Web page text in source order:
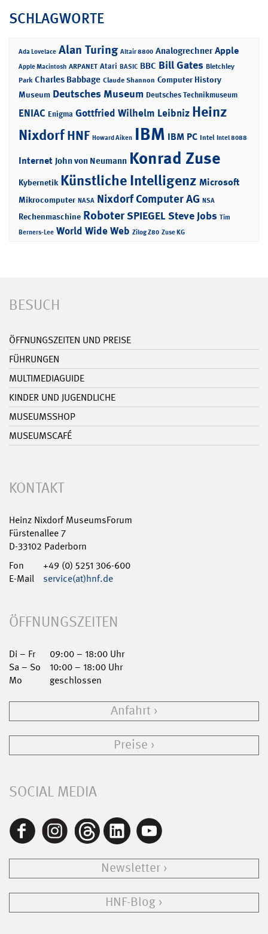
SCHLAGWORTE
Ada Lovelace Alan Turing Altair 8800 Analogrechner Apple
Apple Macintosh ARPANET Atari BASIC BBC Bill Gates Bletchley
Park Charles Babbage Claude Shannon Computer History
Museum Deutsches Museum Deutsches Technikmuseum
ENIAC Enigma Gottfried Wilhelm Leibniz Heinz
NixdorfHNF Howard Aiken IBM IBM PC Intel Intel 8088
Internet John von Neumann Konrad Zuse
Kybernetik Künstliche Intelligenz Microsoft
Mikrocomputer NASA Nixdorf Computer AG NSA
Rechenmaschine RoboterSPIEGELSteve Jobs Tim
Berners-Lee World Wide Web Zilog Z80 Zuse KG
BESUCH
ÖFFNUNGSZEITEN UND PREISE
FÜHRUNGEN
MULTIMEDIAGUIDE
KINDER UND JUGENDLICHE
MUSEUMSSHOP
MUSEUMSCAFÉ
KONTAKT
Heinz Nixdorf MuseumsForum
Fürstenallee 7
D-33102 Paderborn
Fon
+49 (0) 5251 306-600
E-Mail
service(at)hnf.de
ÖFFNUNGSZEITEN
Di – Fr
09:00 – 18:00 Uhr
Sa – So
10:00 – 18:00 Uhr
Mo
geschlossen
Anfahrt
Preise
SOCIAL MEDIA
Newsletter
HNF-Blog